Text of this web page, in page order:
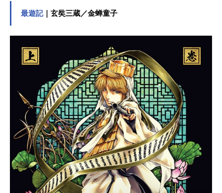
が立ち向かった運命について…昭和3
一族によって支配されていた哭倉
村。血液銀行に勤める水木は当主・
時貞の死の弔いを建前に野心と密命
を背負い、また鬼太郎の父は妻を探
すために、それぞれ村へと足を踏み
入れた。龍賀一族では、時貞の跡継
ぎについて醜い争いが始まってい
た。そんな中、村の神社にて一族の
一人が惨殺される。それは恐ろしい
怪奇の連鎖の本当の始まりだった。
鬼太郎の父たちの出会いと運命、圧
倒的絶望の中で二人が見たものはー
作品名鬼太郎誕生ゲゲゲの謎放送形
態劇場版アニメシリーズゲゲゲの鬼
太郎スケジュール2023年11月17日
最遊記｜玄奘三蔵／金蝉童子